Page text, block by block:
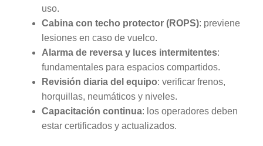
uso.
Cabina con techo protector (ROPS): previene
lesiones en caso de vuelco.
Alarma de reversa y luces intermitentes:
fundamentales para espacios compartidos.
Revisión diaria del equipo: verificar frenos,
horquillas, neumáticos y niveles.
Capacitación continua: los operadores deben
estar certificados y actualizados.